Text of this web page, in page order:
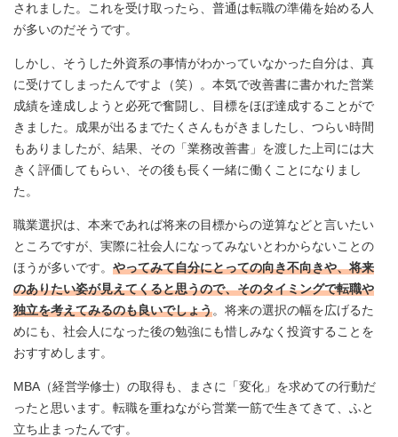
されました。これを受け取ったら、普通は転職の準備を始める人
が多いのだそうです。
しかし、そうした外資系の事情がわかっていなかった自分は、真
に受けてしまったんですよ（笑）。本気で改善書に書かれた営業
成績を達成しようと必死で奮闘し、目標をほぼ達成することがで
きました。成果が出るまでたくさんもがきましたし、つらい時間
もありましたが、結果、その「業務改善書」を渡した上司には大
きく評価してもらい、その後も長く一緒に働くことになりまし
た。
職業選択は、本来であれば将来の目標からの逆算などと言いたい
ところですが、実際に社会人になってみないとわからないことの
ほうが多いです。 やってみて自分にとっての向き不向きや、将来
のありたい姿が見えてくると思うので、そのタイミングで転職や
独立を考えてみるのも良いでしょう。将来の選択の幅を広げるた
めにも、社会人になった後の勉強にも惜しみなく投資することを
おすすめします。
MBA（経営学修士）の取得も、まさに「変化」を求めての行動だ
ったと思います。転職を重ねながら営業一筋で生きてきて、ふと
立ち止まったんです。